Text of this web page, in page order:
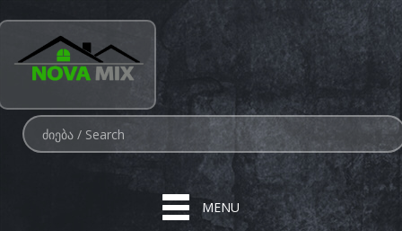
MENU